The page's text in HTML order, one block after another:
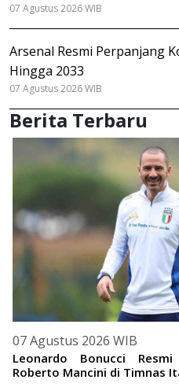
07 Agustus 2026 WIB
Arsenal Resmi Perpanjang
Hingga 2033
07 Agustus 2026 WIB
Berita Terbaru
07 Agustus 2026 WIB
Leonardo Bonucci
Roberto Mancini di Timnas